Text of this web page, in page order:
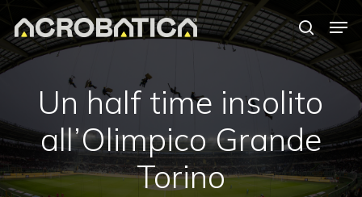
to
main
content
search
Un half time insolito
all’Olimpico Grande
Torino
Close
Menu